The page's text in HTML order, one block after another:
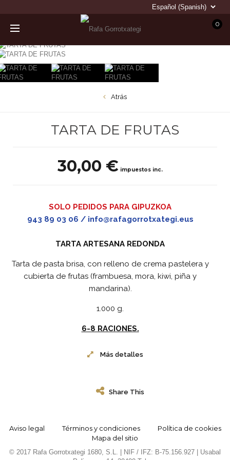
0
Atrás
TARTA DE FRUTAS
30,00 € impuestos inc.
SOLO PEDIDOS PARA GIPUZKOA
943 89 03 06 / info@rafagorrotxategi.eus
TARTA ARTESANA REDONDA
Tarta de pasta brisa, con relleno de crema pastelera y
cubierta de frutas (frambuesa, mora, kiwi, piña y
mandarina).
1.000 g.
6-8 RACIONES.
Más detalles
Share This
Aviso legal Términos y condiciones
Política de cookies
Mapa del sitio
© 2017 Rafa Gorrotxategi 1680, S.L. | NIF / IFZ: B-75.156.927 | Usabal